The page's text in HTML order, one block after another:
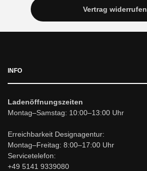
Vertrag widerrufen
INFO
Ladenöffnungszeiten
Montag–Samstag: 10:00–13:00 Uhr
Erreichbarkeit Designagentur:
Montag–Freitag: 8:00–17:00 Uhr
Servicetelefon:
+49 5141 9339080